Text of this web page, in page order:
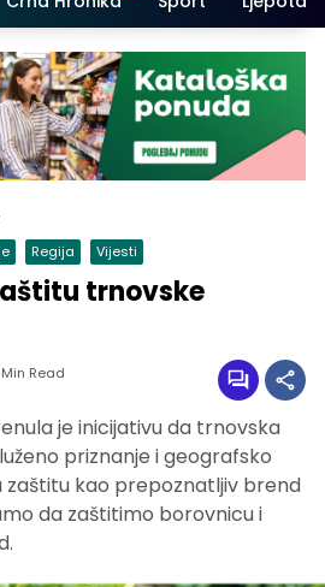
Regija Vijesti
trnovske
Min Read
je inicijativu da trnovska
priznanje i geografsko
zaštitu kao prepoznatljiv brend
da zaštitimo borovnicu i